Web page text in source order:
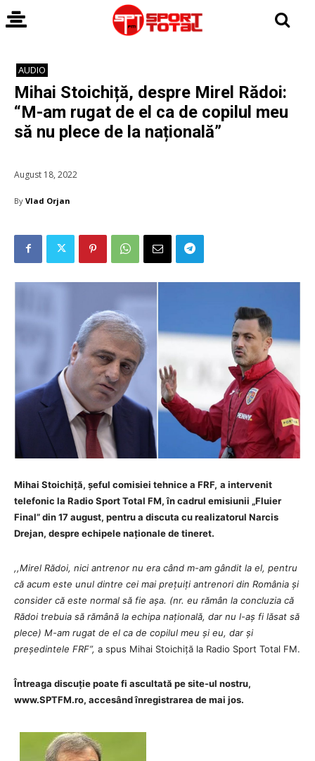
AUDIO
Mihai Stoichiță, despre Mirel Rădoi:
“M-am rugat de el ca de copilul meu
să nu plece de la națională”
August 18, 2022
By Vlad Orjan
Mihai Stoichiță, șeful comisiei tehnice a FRF, a intervenit
telefonic la Radio Sport Total FM, în cadrul emisiunii „Fluier
Final” din 17 august, pentru a discuta cu realizatorul Narcis
Drejan, despre echipele naționale de tineret.
,,Mirel Rădoi, nici antrenor nu era când m-am gândit la el, pentru
că acum este unul dintre cei mai prețuiți antrenori din România și
consider că este normal să fie așa. (nr. eu rămân la concluzia că
Rădoi trebuia să rămână la echipa națională, dar nu l-aș fi lăsat să
plece) M-am rugat de el ca de copilul meu și eu, dar și
președintele FRF”, a spus Mihai Stoichiță la Radio Sport Total FM.
Întreaga discuție poate fi ascultată pe site-ul nostru,
www.SPTFM.ro, accesând înregistrarea de mai jos.